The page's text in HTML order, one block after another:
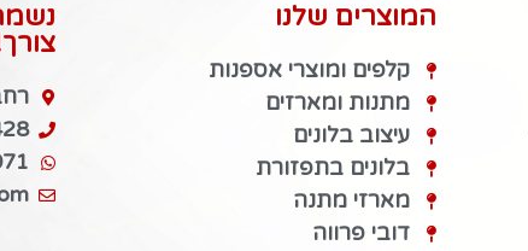
המוצרים שלנו
קלפים ומוצרי אספנות
מתנות ומארזים
עיצוב בלונים
בלונים בתפזורת
מארזי מתנה
דובי פרווה
רחבעם